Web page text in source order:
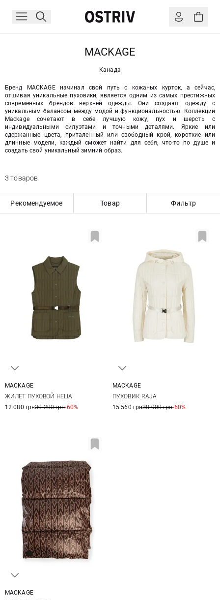
MACKAGE
Канада
Бренд MACKAGE начинал свой путь с кожаных курток, а сейчас,
отшивая уникальные пуховики, является одним из самых престижных
современных брендов верхней одежды. Они создают одежду с
уникальным балансом между модой и функциональностью. Коллекции
Mackage сочетают в себе лучшую кожу, пух и шерсть с
индивидуальными силуэтами и точными деталями. Яркие или
сдержанные цвета, приталенный или свободный крой, короткие или
длинные модели, каждый сможет найти для себя, что-то по душе и
создать свой уникальный зимний образ.
3 товаров
Рекомендуемое Товар Фильтр
MACKAGE
ЖИЛЕТ ПУХОВОЙ HELIA
12 080 грн30 200 грн-60%
MACKAGE
ПУХОВИК RAJA
15 560 грн38 900 грн-60%
MACKAGE